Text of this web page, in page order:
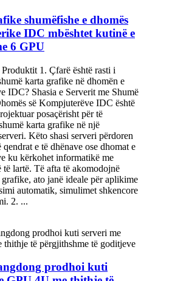
shumëfishe e dhomës
IDC mbështet kutinë e
6 GPU
1. Çfarë është rasti i
karta grafike në dhomën e
IDC? Shasia e Serverit me Shumë
së Kompjuterëve IDC është
posaçërisht për të
karta grafike në një
Këto shasi serveri përdoren
qendrat e të dhënave ose dhomat e
ku kërkohet informatikë me
të lartë. Të afta të akomodojnë
grafike, ato janë ideale për aplikime
automatik, simulimet shkencore
2. ...
prodhoi kuti